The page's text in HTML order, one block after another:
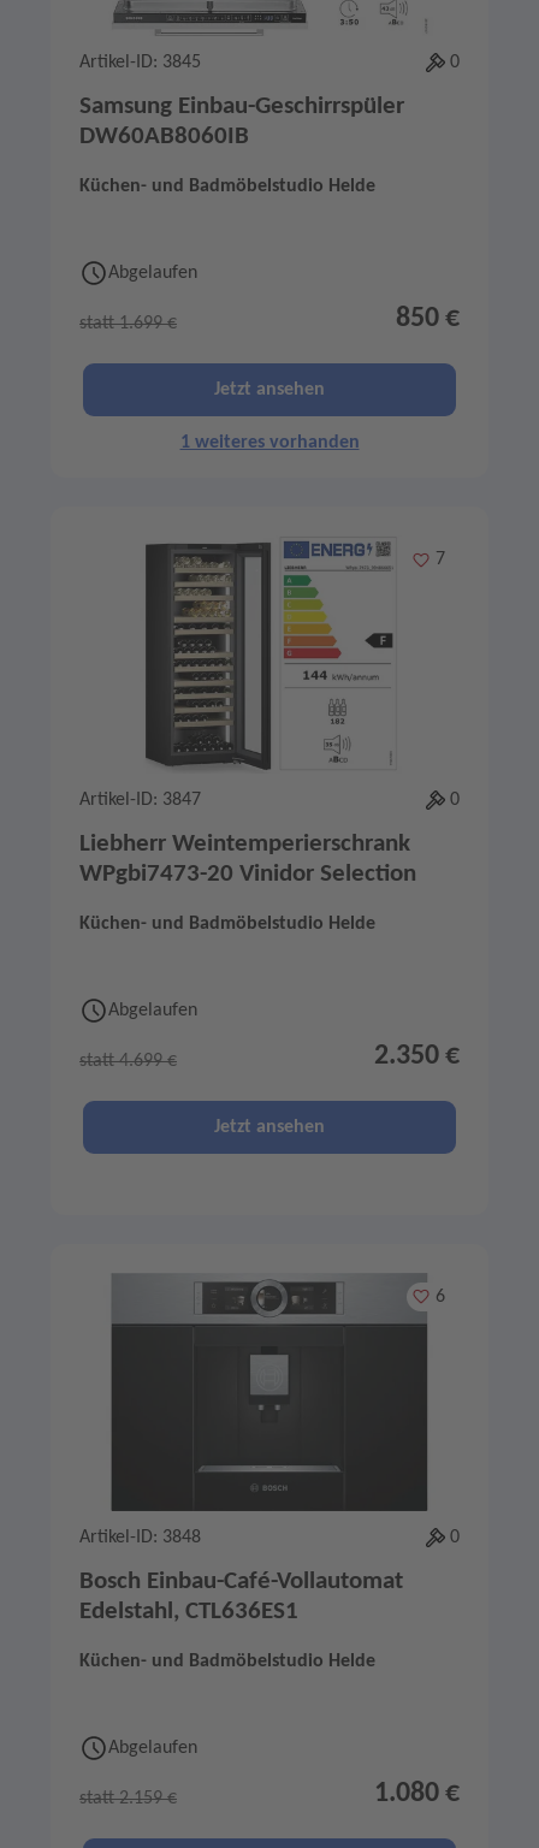
Artikel-ID: 3845 0
Samsung Einbau-Geschirrspüler
DW60AB8060IB
Küchen- und Badmöbelstudio Helde
Abgelaufen
statt 1.699 € 850 €
Jetzt ansehen
1 weiteres vorhanden
Merken
7
Artikel-ID: 3847 0
Liebherr Weintemperierschrank
WPgbi7473-20 Vinidor Selection
Küchen- und Badmöbelstudio Helde
Abgelaufen
statt 4.699 € 2.350 €
Jetzt ansehen
Merken
6
Artikel-ID: 3848 0
Bosch Einbau-Café-Vollautomat
Edelstahl, CTL636ES1
Küchen- und Badmöbelstudio Helde
Abgelaufen
statt 2.159 € 1.080 €